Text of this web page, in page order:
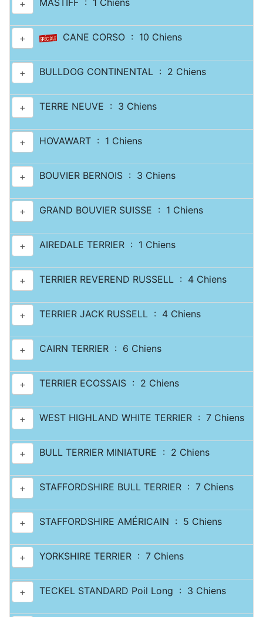
+ MASTIFF : 1 Chiens
+ CANE CORSO : 10 Chiens
+ BULLDOG CONTINENTAL : 2 Chiens
+ TERRE NEUVE : 3 Chiens
+ HOVAWART : 1 Chiens
+ BOUVIER BERNOIS : 3 Chiens
+ GRAND BOUVIER SUISSE : 1 Chiens
+ AIREDALE TERRIER : 1 Chiens
+ TERRIER REVEREND RUSSELL : 4 Chiens
+ TERRIER JACK RUSSELL : 4 Chiens
+ CAIRN TERRIER : 6 Chiens
+ TERRIER ECOSSAIS : 2 Chiens
+ WEST HIGHLAND WHITE TERRIER : 7 Chiens
+ BULL TERRIER MINIATURE : 2 Chiens
+ STAFFORDSHIRE BULL TERRIER : 7 Chiens
+ STAFFORDSHIRE AMÉRICAIN : 5 Chiens
+ YORKSHIRE TERRIER : 7 Chiens
+ TECKEL STANDARD Poil Long : 3 Chiens